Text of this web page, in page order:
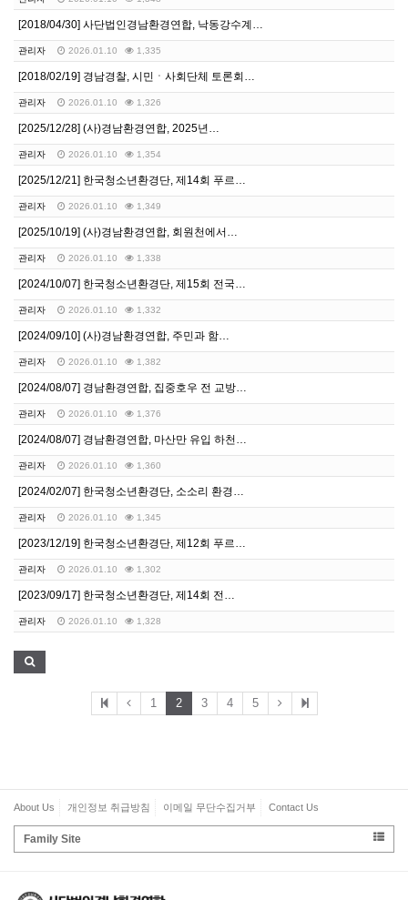
[2018/04/30] 사단법인경남환경연합, 낙동강수계…
관리자 2026.01.10 1,335
[2018/02/19] 경남경찰, 시민ㆍ사회단체 토론회…
관리자 2026.01.10 1,326
[2025/12/28] (사)경남환경연합, 2025년…
관리자 2026.01.10 1,354
[2025/12/21] 한국청소년환경단, 제14회 푸르…
관리자 2026.01.10 1,349
[2025/10/19] (사)경남환경연합, 회원천에서…
관리자 2026.01.10 1,338
[2024/10/07] 한국청소년환경단, 제15회 전국…
관리자 2026.01.10 1,332
[2024/09/10] (사)경남환경연합, 주민과 함…
관리자 2026.01.10 1,382
[2024/08/07] 경남환경연합, 집중호우 전 교방…
관리자 2026.01.10 1,376
[2024/08/07] 경남환경연합, 마산만 유입 하천…
관리자 2026.01.10 1,360
[2024/02/07] 한국청소년환경단, 소소리 환경…
관리자 2026.01.10 1,345
[2023/12/19] 한국청소년환경단, 제12회 푸르…
관리자 2026.01.10 1,302
[2023/09/17] 한국청소년환경단, 제14회 전…
관리자 2026.01.10 1,328
1 2 3 4 5
About Us 개인정보 취급방침 이메일 무단수집거부 Contact Us
Family Site